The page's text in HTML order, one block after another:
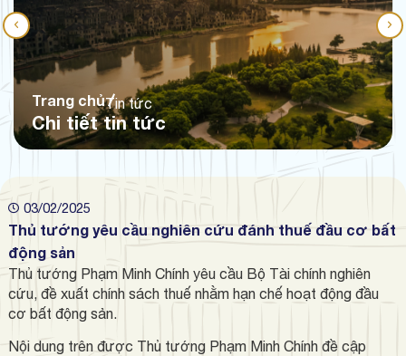
Trang chủTin tức
Chi tiết tin tức
03/02/2025
Thủ tướng yêu cầu nghiên cứu đánh thuế đầu cơ bất
động sản
Thủ tướng Phạm Minh Chính yêu cầu Bộ Tài chính nghiên
cứu, đề xuất chính sách thuế nhằm hạn chế hoạt động đầu
cơ bất động sản.
Nội dung trên được Thủ tướng Phạm Minh Chính đề cập